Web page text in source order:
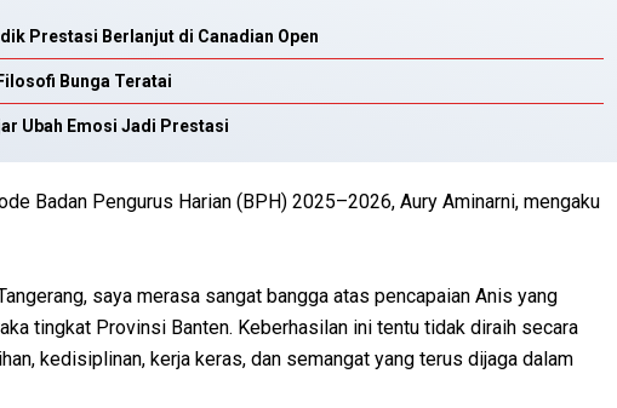
Prestasi Berlanjut di Canadian Open
Bunga Teratai
Ubah Emosi Jadi Prestasi
Badan Pengurus Harian (BPH) 2025–2026, Aury Aminarni, mengaku
saya merasa sangat bangga atas pencapaian Anis yang
tingkat Provinsi Banten. Keberhasilan ini tentu tidak diraih secara
kedisiplinan, kerja keras, dan semangat yang terus dijaga dalam